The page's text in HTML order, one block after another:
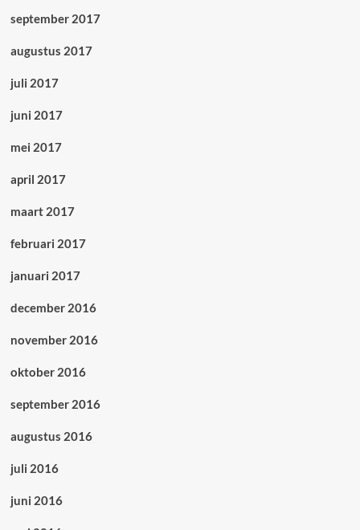
september 2017
augustus 2017
juli 2017
juni 2017
mei 2017
april 2017
maart 2017
februari 2017
januari 2017
december 2016
november 2016
oktober 2016
september 2016
augustus 2016
juli 2016
juni 2016